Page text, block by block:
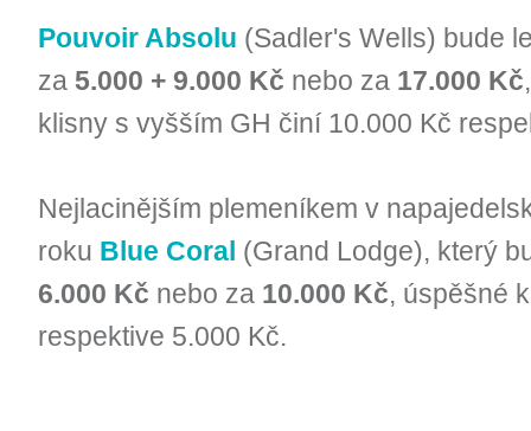
Pouvoir Absolu (Sadler's Wells) bude
za 5.000 + 9.000 Kč nebo za 17.000 Kč
klisny s vyšším GH činí 10.000 Kč
Nejlacinějším plemeníkem v
roku Blue Coral (Grand Lodge), který
6.000 Kč nebo za 10.000 Kč, úspěšné
respektive 5.000 Kč.